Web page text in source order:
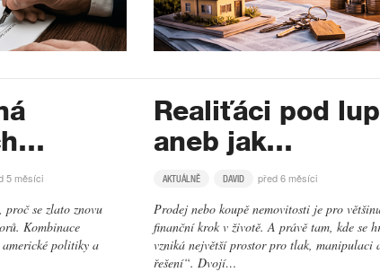
5 měsíci
se zlato znovu
Kombinace
politiky a
Realiťáci pod
aneb jak…
AKTUÁLNĚ DAVID před 6 měsíci
Prodej nebo koupě nemovitosti je pro
finanční krok v životě. A právě tam, kde se
vzniká největší prostor pro tlak, manipulaci
řešení“. Dvojí…